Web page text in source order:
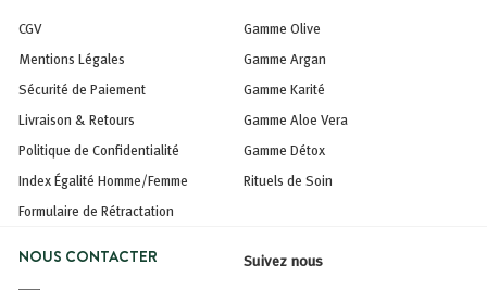
CGV
Mentions Légales
Sécurité de Paiement
Livraison & Retours
Politique de Confidentialité
Index Égalité Homme/Femme
Formulaire de Rétractation
Gamme Olive
Gamme Argan
Gamme Karité
Gamme Aloe Vera
Gamme Détox
Rituels de Soin
NOUS CONTACTER
Suivez nous